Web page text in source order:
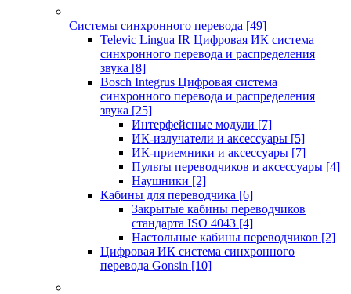
Системы синхронного перевода [49]
Televic Lingua IR Цифровая ИК система
синхронного перевода и распределения
звука [8]
Bosch Integrus Цифровая система
синхронного перевода и распределения
звука [25]
Интерфейсные модули [7]
ИК-излучатели и аксессуары [5]
ИК-приемники и аксессуары [7]
Пульты переводчиков и аксессуары [4]
Наушники [2]
Кабины для переводчика [6]
Закрытые кабины переводчиков
стандарта ISO 4043 [4]
Настольные кабины переводчиков [2]
Цифровая ИК система синхронного
перевода Gonsin [10]